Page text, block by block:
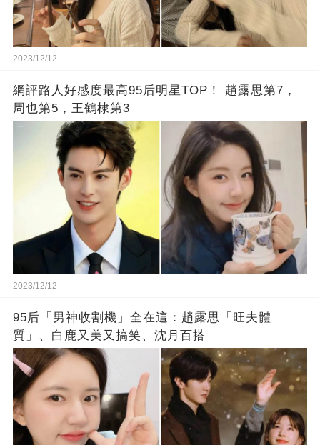
2023/12/12
網評路人好感度最高95后明星TOP！ 趙露思第7，
周也第5，王鶴棣第3
2023/12/12
95后「男神收割機」全在這：趙露思「旺夫體
質」、白鹿又美又搞笑、沈月百搭